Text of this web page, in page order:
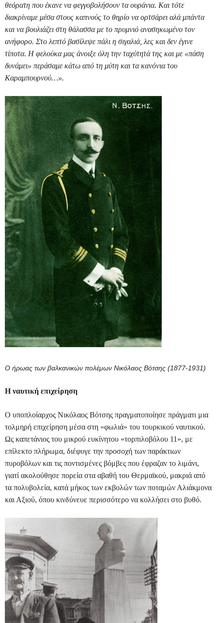
θεόρατη που έκανε να φεγγοβολήσουν τα ουράνια. Και τότε
διακρίναμε μέσα στους καπνούς το θηρίο να ορτσάρει αλά μπάντα
και να βουλιάζει στη θάλασσα με το πρυμνιό ανασηκωμένο τον
ανήφορο. Στο λεπτό βασίλεψε πάλι η σιγαλιά, λες και δεν έγινε
τίποτα. Η φελούκα μας άνοιξε όλη την ταχύτητά της και με «πάση
δυνάμει» περάσαμε κάτω από τη μύτη και τα κανόνια του
Καραμπουρνού…».
Ο ήρωας των βαλκανικών πολέμων Νικόλαος Βότσης (1877-1931)
Η ναυτική επιχείρηση
Ο υποπλοίαρχος Νικόλαος Βότσης πραγματοποίησε πράγματι μια
τολμηρή επιχείρηση μέσα στη «φωλιά» του τουρκικού ναυτικού.
Ως καπετάνιος του μικρού ευκίνητου «τορπιλοβόλου 11», με
επίλεκτο πλήρωμα, διέφυγε την προσοχή των παράκτιων
πυροβόλων και τις ποντισμένες βόμβες που έφραζαν το λιμάνι,
γιατί ακολούθησε πορεία στα αβαθή του Θερμαϊκού, μακριά από
τα πολυβολεία, κατά μήκος των εκβολών των ποταμών Αλιάκμονα
και Αξιού, όπου κινδύνευε περισσότερο να κολλήσει στο βυθό.